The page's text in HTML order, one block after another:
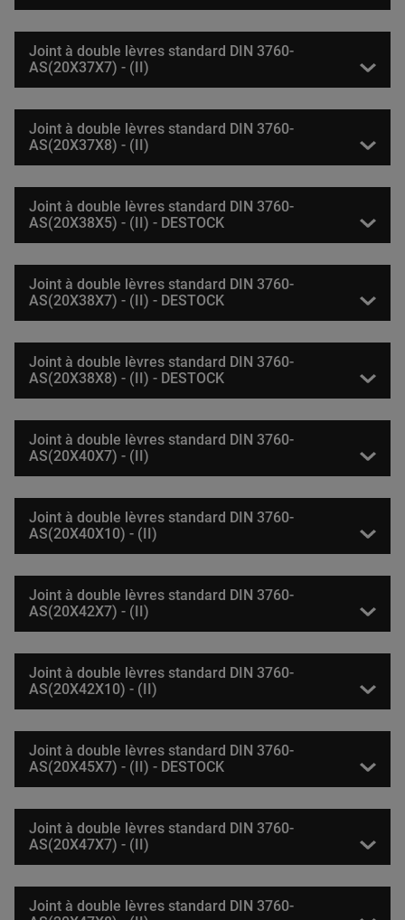
Joint à double lèvres standard DIN 3760-
AS(20X37X7) - (II)
Joint à double lèvres standard DIN 3760-
AS(20X37X8) - (II)
Joint à double lèvres standard DIN 3760-
AS(20X38X5) - (II) - DESTOCK
Joint à double lèvres standard DIN 3760-
AS(20X38X7) - (II) - DESTOCK
Joint à double lèvres standard DIN 3760-
AS(20X38X8) - (II) - DESTOCK
Joint à double lèvres standard DIN 3760-
AS(20X40X7) - (II)
Joint à double lèvres standard DIN 3760-
AS(20X40X10) - (II)
Joint à double lèvres standard DIN 3760-
AS(20X42X7) - (II)
Joint à double lèvres standard DIN 3760-
AS(20X42X10) - (II)
Joint à double lèvres standard DIN 3760-
AS(20X45X7) - (II) - DESTOCK
Joint à double lèvres standard DIN 3760-
AS(20X47X7) - (II)
Joint à double lèvres standard DIN 3760-